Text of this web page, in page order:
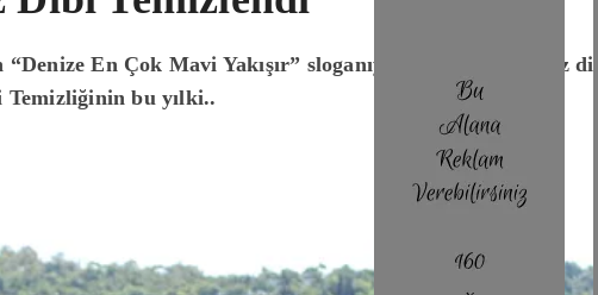
En Çok Mavi Yakışır” sloganıyla düzenlenen deniz
Temizliğinin bu yılki..